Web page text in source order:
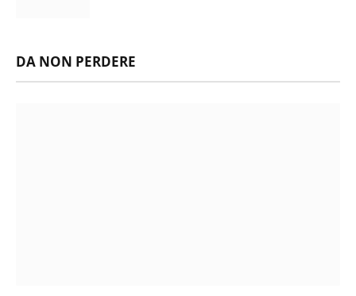
DA NON PERDERE